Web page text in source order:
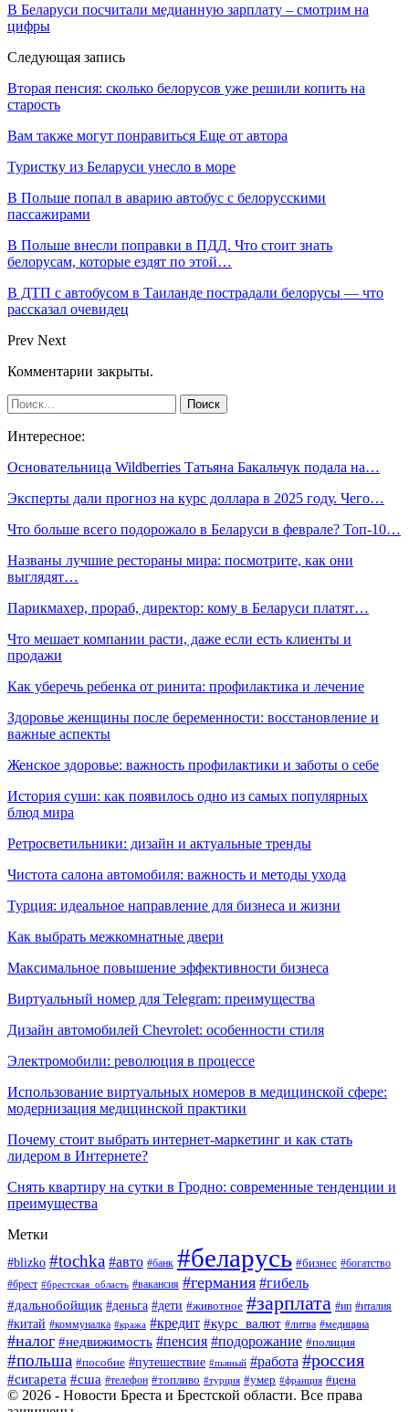
В Беларуси посчитали медианную зарплату – смотрим на
цифры
Следующая запись
Вторая пенсия: сколько белорусов уже решили копить на
старость
Вам также могут понравиться Еще от автора
Туристку из Беларуси унесло в море
В Польше попал в аварию автобус с белорусскими
пассажирами
В Польше внесли поправки в ПДД. Что стоит знать
белорусам, которые ездят по этой…
В ДТП с автобусом в Таиланде пострадали белорусы — что
рассказал очевидец
Prev Next
Комментарии закрыты.
Интересное:
Основательница Wildberries Татьяна Бакальчук подала на…
Эксперты дали прогноз на курс доллара в 2025 году. Чего…
Что больше всего подорожало в Беларуси в феврале? Топ-10…
Названы лучшие рестораны мира: посмотрите, как они
выглядят…
Парикмахер, прораб, директор: кому в Беларуси платят…
Что мешает компании расти, даже если есть клиенты и
продажи
Как уберечь ребенка от ринита: профилактика и лечение
Здоровье женщины после беременности: восстановление и
важные аспекты
Женское здоровье: важность профилактики и заботы о себе
История суши: как появилось одно из самых популярных
блюд мира
Ретросветильники: дизайн и актуальные тренды
Чистота салона автомобиля: важность и методы ухода
Турция: идеальное направление для бизнеса и жизни
Как выбрать межкомнатные двери
Максимальное повышение эффективности бизнеса
Виртуальный номер для Telegram: преимущества
Дизайн автомобилей Chevrolet: особенности стиля
Электромобили: революция в процессе
Использование виртуальных номеров в медицинской сфере:
модернизация медицинской практики
Почему стоит выбрать интернет-маркетинг и как стать
лидером в Интернете?
Снять квартиру на сутки в Гродно: современные тенденции и
преимущества
Метки
#blizko #tochka #авто #банк #беларусь #бизнес #богатство
#брест #брестская_область #вакансия #германия #гибель
#дальнобойщик #деньга #дети #животное #зарплата #ип #италия
#китай #коммуналка #кража #кредит #курс_валют #литва #медицина
#налог #недвижимость #пенсия #подорожание #полиция
#польша #пособие #путешествие #пьяный #работа #россия
#сигарета #сша #телефон #топливо #турция #умер #франция #цена
© 2026 - Новости Бреста и Брестской области. Все права